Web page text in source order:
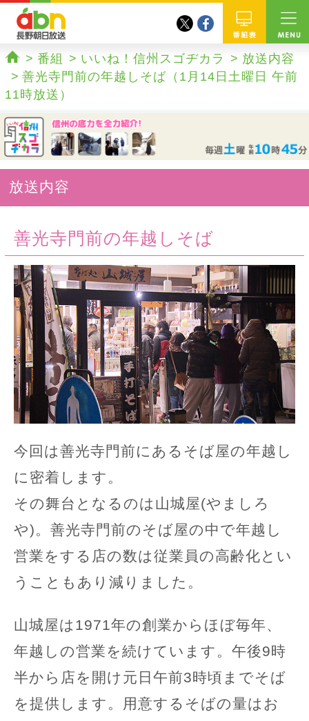
番組
twitterfacebook
ホーム
番組 いいね！信州スゴヂカラ
放送内容
善光寺門前の年越しそば（1月14日土曜日 午前
11時放送）
放送内容
善光寺門前の年越しそば
今回は善光寺門前にあるそば屋の年越し
に密着します。
その舞台となるのは山城屋(やましろ
や)。善光寺門前のそば屋の中で年越し
営業をする店の数は従業員の高齢化とい
うこともあり減りました。
山城屋は1971年の創業からほぼ毎年、
年越しの営業を続けています。午後9時
半から店を開け元日午前3時頃までそば
を提供します。用意するそばの量はお